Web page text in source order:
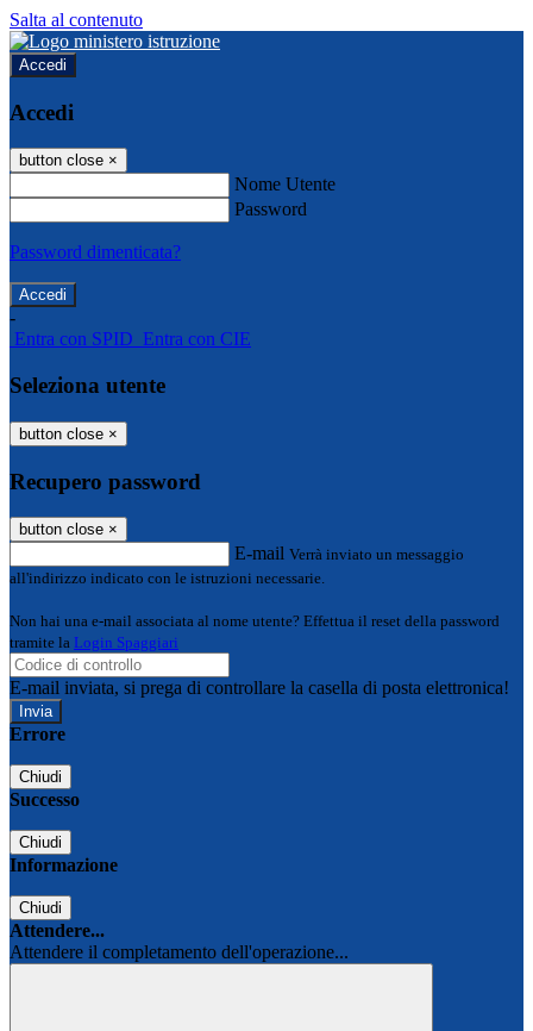
Salta al contenuto
Accedi
Accedi
button close ×
Nome Utente
Password
Password dimenticata?
-
Entra con SPID Entra con CIE
Seleziona utente
button close ×
Recupero password
button close ×
E-mail Verrà inviato un messaggio
all'indirizzo indicato con le istruzioni necessarie.
Non hai una e-mail associata al nome utente? Effettua il reset della password
tramite la Login Spaggiari
E-mail inviata, si prega di controllare la casella di posta elettronica!
Errore
Chiudi
Successo
Chiudi
Informazione
Chiudi
Attendere...
Attendere il completamento dell'operazione...